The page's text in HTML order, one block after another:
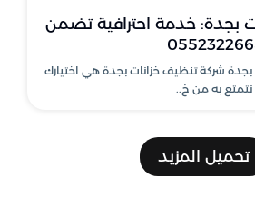
بجدة: خدمة احترافية تضمن
شركة تنظيف خزانات بجدة هي اختيارك
نتمتع به من خ..
تحميل المزيد